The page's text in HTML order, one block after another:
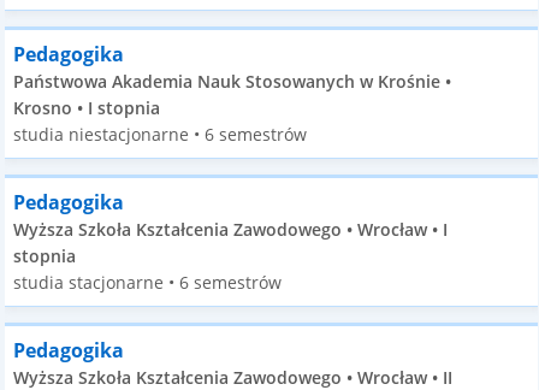
Pedagogika
Państwowa Akademia Nauk Stosowanych w Krośnie •
Krosno • I stopnia
studia niestacjonarne • 6 semestrów
Pedagogika
Wyższa Szkoła Kształcenia Zawodowego • Wrocław • I
stopnia
studia stacjonarne • 6 semestrów
Pedagogika
Wyższa Szkoła Kształcenia Zawodowego • Wrocław • II